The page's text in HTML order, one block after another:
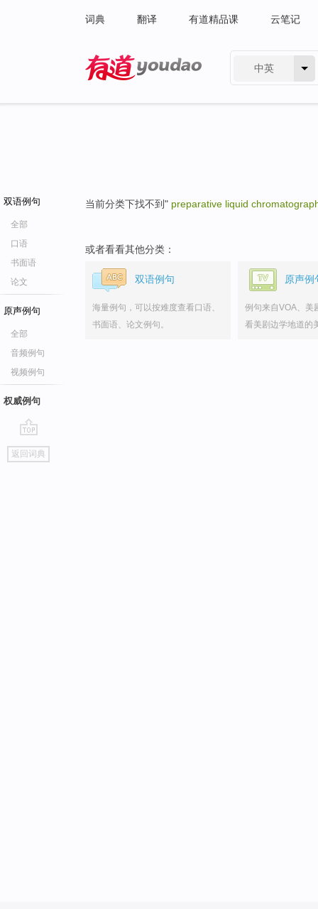
词典 翻译 有道精品课 云笔记
中英
双语例句
全部
口语
书面语
论文
原声例句
全部
音频例句
视频例句
权威例句
go
top
返回词典
当前分类下找不到" preparative liquid
或者看看其他分类：
双语例句
海量例句，可以按难度查看口语、
书面语、论文例句。
原声例
例句来自VOA、美
看美剧边学地道的